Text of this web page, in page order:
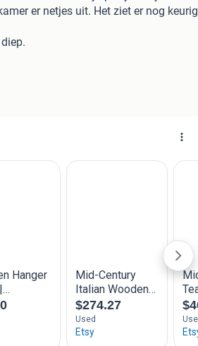
er netjes uit. Het ziet er nog keurig